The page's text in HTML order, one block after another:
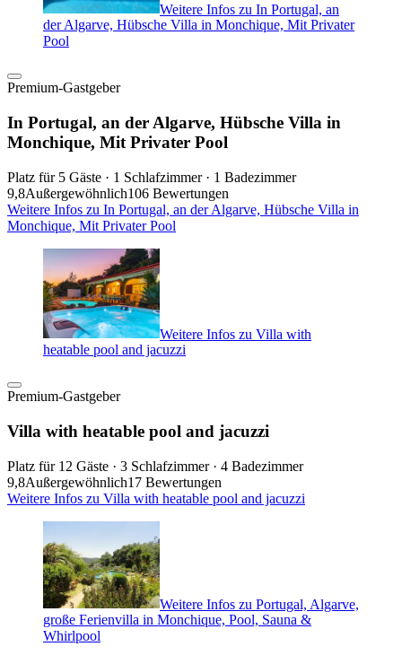
Weitere Infos zu In Portugal, an
der Algarve, Hübsche Villa in Monchique, Mit Privater
Pool
Premium-Gastgeber
In Portugal, an der Algarve, Hübsche Villa in
Monchique, Mit Privater Pool
Platz für 5 Gäste · 1 Schlafzimmer · 1 Badezimmer
9,8Außergewöhnlich106 Bewertungen
Weitere Infos zu In Portugal, an der Algarve, Hübsche Villa in
Monchique, Mit Privater Pool
Weitere Infos zu Villa with
heatable pool and jacuzzi
Premium-Gastgeber
Villa with heatable pool and jacuzzi
Platz für 12 Gäste · 3 Schlafzimmer · 4 Badezimmer
9,8Außergewöhnlich17 Bewertungen
Weitere Infos zu Villa with heatable pool and jacuzzi
Weitere Infos zu Portugal, Algarve,
große Ferienvilla in Monchique, Pool, Sauna &
Whirlpool